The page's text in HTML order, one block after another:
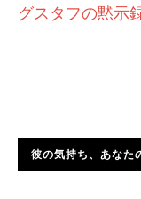
グスタフの黙示
彼の気持ち、あなた